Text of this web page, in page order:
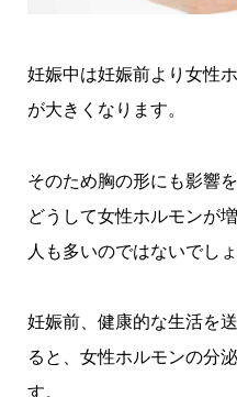
妊娠中は妊娠前より女性
が大きくなります。
そのため胸の形にも影響
どうして女性ホルモンが
人も多いのではないでしょ
妊娠前、健康的な生活を
ると、女性ホルモンの分
す。